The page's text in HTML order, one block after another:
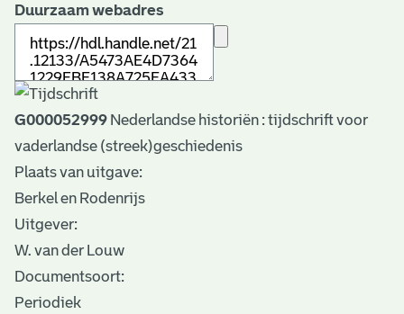
Duurzaam webadres
G000052999 Nederlandse historiën : tijdschrift voor
vaderlandse (streek)geschiedenis
Plaats van uitgave:
Berkel en Rodenrijs
Uitgever:
W. van der Louw
Documentsoort:
Periodiek